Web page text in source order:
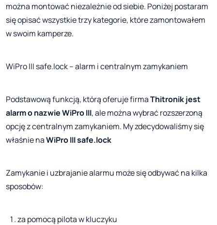
można montować niezależnie od siebie. Poniżej postaram
się opisać wszystkie trzy kategorie, które zamontowałem
w swoim kamperze.
WiPro III safe.lock – alarm i centralnym zamykaniem
Podstawową funkcją, którą oferuje firmaThitronik jest
alarm o nazwie WiPro III, ale można wybrać rozszerzoną
opcję z centralnym zamykaniem. My zdecydowaliśmy się
właśnie naWiPro III safe.lock
Zamykanie i uzbrajanie alarmu może się odbywać na kilka
sposobów:
za pomocą pilota w kluczyku